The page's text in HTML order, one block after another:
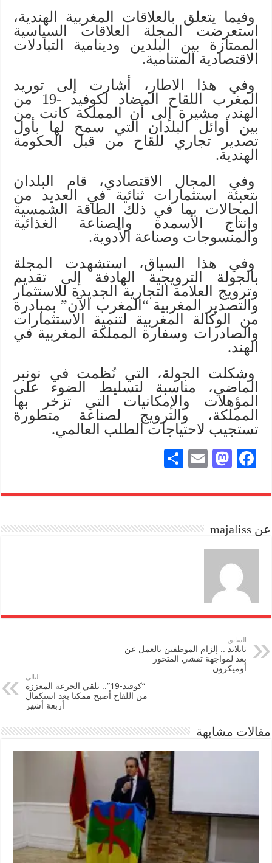
وفيما يتعلق بالعلاقات المغربية الهندية،
استعرضت المجلة العلاقات السياسية
الممتازة بين البلدين ودينامية التبادلات
الاقتصادية المتنامية.
وفي هذا الاطار، أشارت إلى توريد
المغرب اللقاح المضاد لكوفيد -19 من
الهند، مشيرة إلى أن المملكة كانت من
بين أوائل البلدان التي سمح لها بأول
تصدير تجاري للقاح من قبل الحكومة
الهندية.
وفي المجال الاقتصادي، قام البلدان
بتعبئة استثمارات ثنائية في العديد من
المجالات بما في ذلك الطاقة الشمسية
وإنتاج الأسمدة والصناعة الغذائية
والمنسوجات وصناعة الأدوية.
وفي هذا السياق، استشهدت المجلة
بالجولة الترويجية الهادفة إلى تقديم
وترويج العلامة التجارية الجديدة للاستثمار
والتصدير المغربية “المغرب الآن” بمبادرة
من الوكالة المغربية لتنمية الاستثمارات
والصادرات وسفارة المملكة المغربية في
الهند.
وشكلت الجولة، التي نُظمت في نونبر
الماضي، مناسبة لتسليط الضوء على
المؤهلات والإمكانيات التي تزخر بها
المملكة، والترويج لصناعة متطورة
تستجيب لاحتياجات الطلب العالمي.
Fa
bo
M
to
n
E
ail
re
عن majaliss
السابق
تايلاند .. إلزام الموظفين بالعمل عن
بعد لمواجهة تفشي المتحور
أوميكرون
التالي
“كوفيد-19”.. تلقي الجرعة المعززة
من اللقاح أصبح ممكنا بعد استكمال
أربعة أشهر
مقالات مشابهة